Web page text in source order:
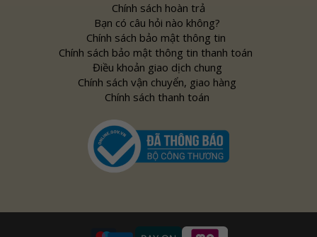
Chính sách hoàn trả
Bạn có câu hỏi nào không?
Chính sách bảo mật thông tin
Chính sách bảo mật thông tin thanh toán
Điều khoản giao dịch chung
Chính sách vận chuyển, giao hàng
Chính sách thanh toán